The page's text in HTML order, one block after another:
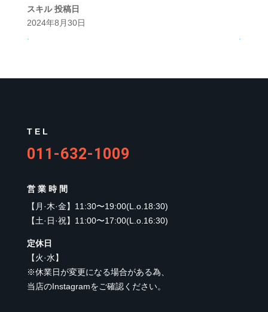
スキル 投稿日
2024年8月30日
TEL
011-632-1009
営業時間
【 月·木·金】 11:30〜19:00(L.o.18:30)
【土·日·祝】 11:00〜17:00(L.o.16:30)
定休日
【火·水】
※休業日が変更になる場合がある為、
当店のInstagramをご確認ください。